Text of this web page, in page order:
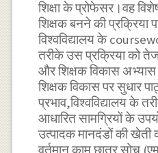
शिक्षा के प्रोफेसर।वह
शिक्षक बनने की प्रक्रिया
विश्वविद्यालय के
तरीके उस प्रक्रिया को
और शिक्षक विकास
शिक्षक विकास पर सुधार
प्रभाव,विश्वविद्यालय के
आधारित सामग्रियों के
उत्पादक मानदंडों की